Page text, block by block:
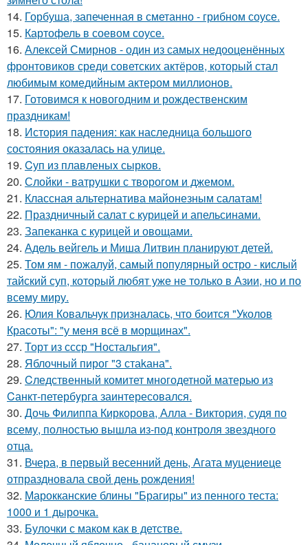
14. Горбуша, запеченная в сметанно - грибном соусе.
15. Картофель в соевом соусе.
16. Алексей Смирнов - один из самых недооценённых
фронтовиков среди советских актёров, который стал
любимым комедийным актером миллионов.
17. Готовимся к новогодним и рождественским
праздникам!
18. История падения: как наследница большого
состояния оказалась на улице.
19. Cуп из плавленыx сырков.
20. Слойки - ватрушки с творогом и джемом.
21. Классная альтернатива майонезным салатам!
22. Праздничный салат с курицей и апельсинами.
23. Запеканка с курицей и овощами.
24. Адель вейгель и Миша Литвин планируют детей.
25. Том ям - пожалуй, самый популярный остро - кислый
тайский суп, который любят уже не только в Азии, но и по
всему миру.
26. Юлия Ковальчук призналась, что боится "Уколов
Красоты": "у меня всё в морщинах".
27. Торт из ссср "Ностальгия".
28. Яблочный пирог "3 стаkана".
29. Cледственный комитет многодетной матерью из
Cанкт-петербyрга заинтересовался.
30. Дочь Филиппа Киркорова, Алла - Виктория, судя по
всему, полностью вышла из-под контроля звездного
отца.
31. Вчера, в первый весенний день, Агата муцениеце
отпраздновала свой день рождения!
32. Марокканские блины "Брагиры" из пенного теста:
1000 и 1 дырочка.
33. Булочки с маком как в детстве.